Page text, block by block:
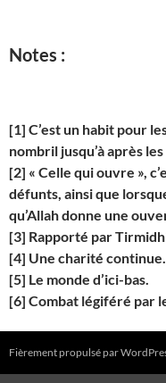
Notes :
[1] C’est un habit pour
nombril jusqu’à après les
[2] « Celle qui ouvre »,
défunts, ainsi que
qu’Allah donne une
[3] Rapporté par
[4] Une charité continue.
[5] Le monde d’ici-bas.
[6] Combat légiféré par
Fièrement propulsé par